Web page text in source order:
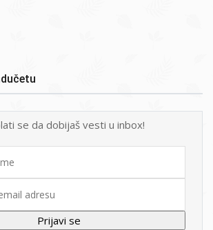
se da dobijaš vesti u inbox!
First